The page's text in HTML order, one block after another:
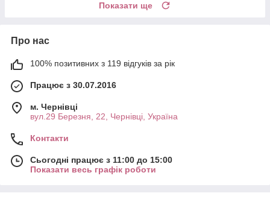
Показати ще
Про нас
100% позитивних з 119 відгуків за рік
Працює з 30.07.2016
м. Чернівці
вул.29 Березня, 22, Чернівці, Україна
Контакти
Сьогодні працює з 11:00 до 15:00
Показати весь графік роботи